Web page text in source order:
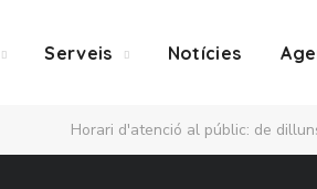
Serveis Notícies
Horari d'atenció al públic: de